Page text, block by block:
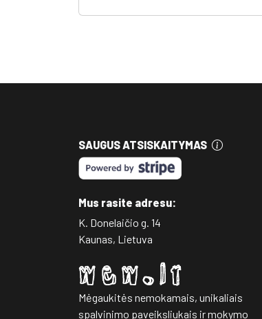
SAUGUS ATSISKAITYMAS
Mus rasite adresu:
K. Donelaičio g. 14
Kaunas, Lietuva
Mėgaukitės nemokamais, unikaliais
spalvinimo paveiksliukais ir mokymo